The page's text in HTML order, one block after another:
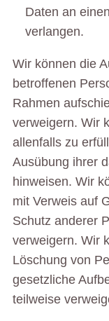
Daten an
verlangen.
Wir können die
betroffenen
Rahmen
verweigern. Wir
allenfalls zu
Ausübung ihrer
hinweisen. Wir
mit Verweis auf
Schutz anderer
verweigern. Wir
Löschung von
gesetzliche
teilweise